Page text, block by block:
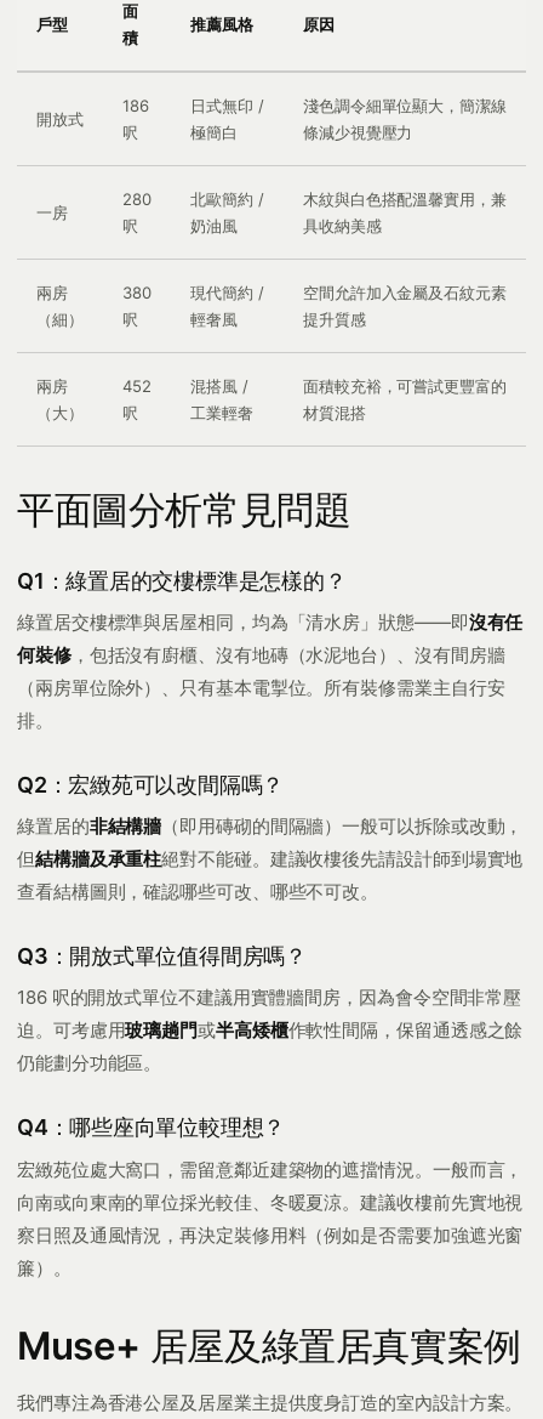
戶型
面
積
推薦風格 原因
開放式
186
呎
日式無印 /
極簡白
淺色調令細單位顯大，簡潔線
條減少視覺壓力
一房
280
呎
北歐簡約 /
奶油風
木紋與白色搭配溫馨實用，兼
具收納美感
兩房
（細）
380
呎
現代簡約 /
輕奢風
空間允許加入金屬及石紋元素
提升質感
兩房
（大）
452
呎
混搭風 /
工業輕奢
面積較充裕，可嘗試更豐富的
材質混搭
平面圖分析常見問題
Q1：綠置居的交樓標準是怎樣的？
綠置居交樓標準與居屋相同，均為「清水房」狀態——即沒有任
何裝修，包括沒有廚櫃、沒有地磚（水泥地台）、沒有間房牆
（兩房單位除外）、只有基本電掣位。所有裝修需業主自行安
排。
Q2：宏緻苑可以改間隔嗎？
綠置居的非結構牆 （即用磚砌的間隔牆）一般可以拆除或改動，
但結構牆及承重柱絕對不能碰。建議收樓後先請設計師到場實地
查看結構圖則，確認哪些可改、哪些不可改。
Q3：開放式單位值得間房嗎？
186 呎的開放式單位不建議用實體牆間房，因為會令空間非常壓
迫。可考慮用玻璃趟門或半高矮櫃作軟性間隔，保留通透感之餘
仍能劃分功能區。
Q4：哪些座向單位較理想？
宏緻苑位處大窩口，需留意鄰近建築物的遮擋情況。一般而言，
向南或向東南的單位採光較佳、冬暖夏涼。建議收樓前先實地視
察日照及通風情況，再決定裝修用料（例如是否需要加強遮光窗
簾）。
Muse+ 居屋及綠置居真實案例
我們專注為香港公屋及居屋業主提供度身訂造的室內設計方案。